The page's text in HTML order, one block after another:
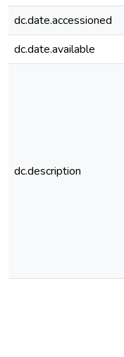
dc.date.accessioned
dc.date.available
dc.description